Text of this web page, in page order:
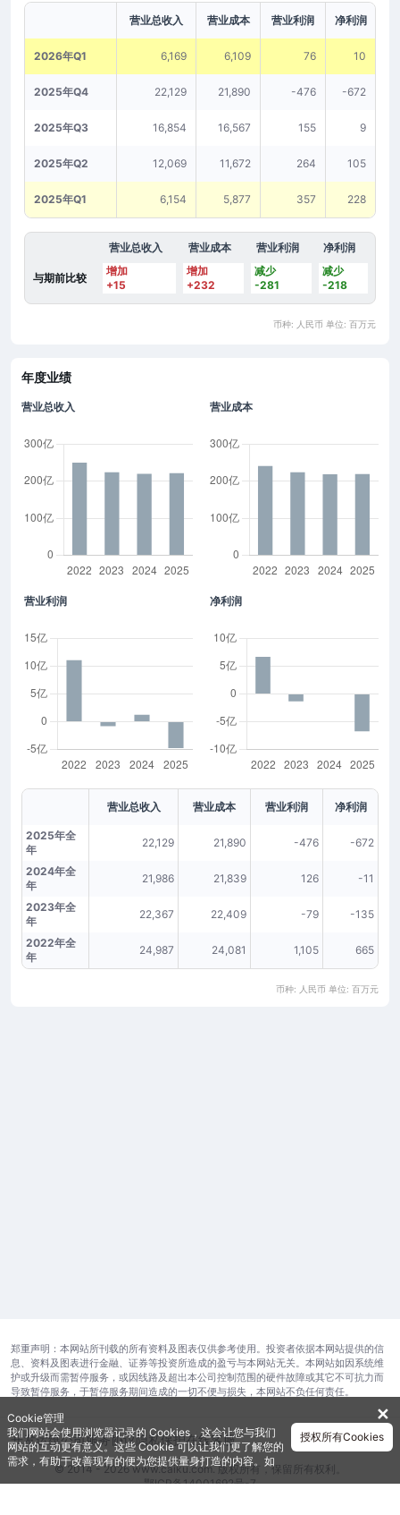
营业总收入 营业成本 营业利润 净利润
2026年Q1 6,169 6,109 76 10
2025年Q4 22,129 21,890 -476 -672
2025年Q3 16,854 16,567 155 9
2025年Q2 12,069 11,672 264 105
2025年Q1 6,154 5,877 357 228
营业总收入 营业成本 营业利润 净利润
与期前比较
增加
+15
增加
+232
减少
-281
减少
-218
币种: 人民币 单位: 百万元
年度业绩
营业总收入 营业成本
营业利润 净利润
营业总收入 营业成本 营业利润 净利润
2025年全
年
22,129 21,890 -476 -672
2024年全
年
21,986 21,839 126 -11
2023年全
年
22,367 22,409 -79 -135
2022年全
年
24,987 24,081 1,105 665
币种: 人民币 单位: 百万元
郑重声明：本网站所刊载的所有资料及图表仅供参考使用。投资者依据本网站提供的信
息、资料及图表进行金融、证券等投资所造成的盈亏与本网站无关。本网站如因系统维
护或升级而需暂停服务，或因线路及超出本公司控制范围的硬件故障或其它不可抗力而
导致暂停服务，于暂停服务期间造成的一切不便与损失，本网站不负任何责任。
开发运维公司服务协议隐私保护在线客服
© 2014 - 2026 www.caiku.com. 版权所有，保留所有权利。
鄂ICP备14001692号-7
✕
Cookie管理
我们网站会使用浏览器记录的 Cookies，这会让您与我们
网站的互动更有意义。这些 Cookie 可以让我们更了解您的
需求，有助于改善现有的便为您提供量身打造的内容。如
需获取更多有关我们使用的各种 Cookies 的信息，请查阅
授权所有Cookies